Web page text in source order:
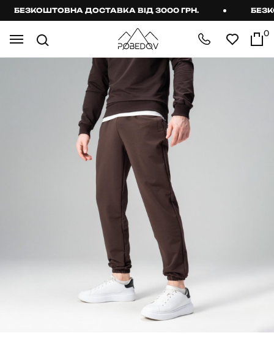
БЕЗКОШТОВНА ДОСТАВКА ВІД 3000 ГРН.
0